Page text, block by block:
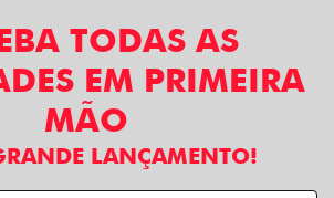
TODAS AS
EM PRIMEIRA
MÃO
LANÇAMENTO!